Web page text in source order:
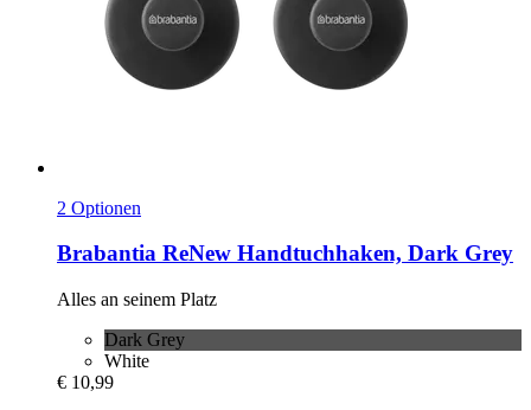
2 Optionen
Brabantia ReNew Handtuchhaken, Dark Grey
Alles an seinem Platz
Dark Grey
White
€ 10,99